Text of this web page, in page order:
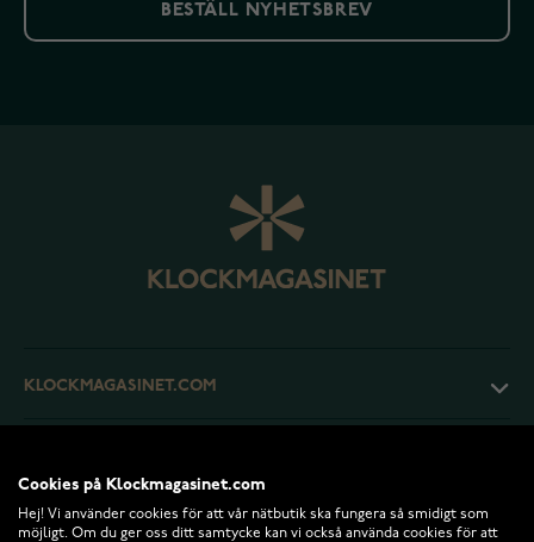
BESTÄLL NYHETSBREV
KLOCKMAGASINET.COM
RETURER OCH VILLKOR
Cookies på Klockmagasinet.com
Hej! Vi använder cookies för att vår nätbutik ska fungera så smidigt som
möjligt. Om du ger oss ditt samtycke kan vi också använda cookies för att